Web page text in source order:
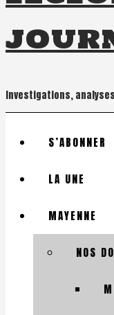
Investigations,
S’ABONNER
LA UNE
MAYENNE
NOS